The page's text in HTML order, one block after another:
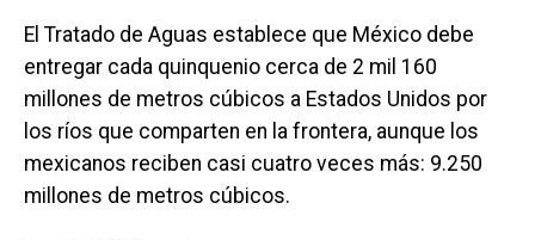
El Tratado de Aguas establece que México debe
entregar cada quinquenio cerca de 2 mil 160
millones de metros cúbicos a Estados Unidos por
los ríos que comparten en la frontera, aunque los
mexicanos reciben casi cuatro veces más: 9.250
millones de metros cúbicos.